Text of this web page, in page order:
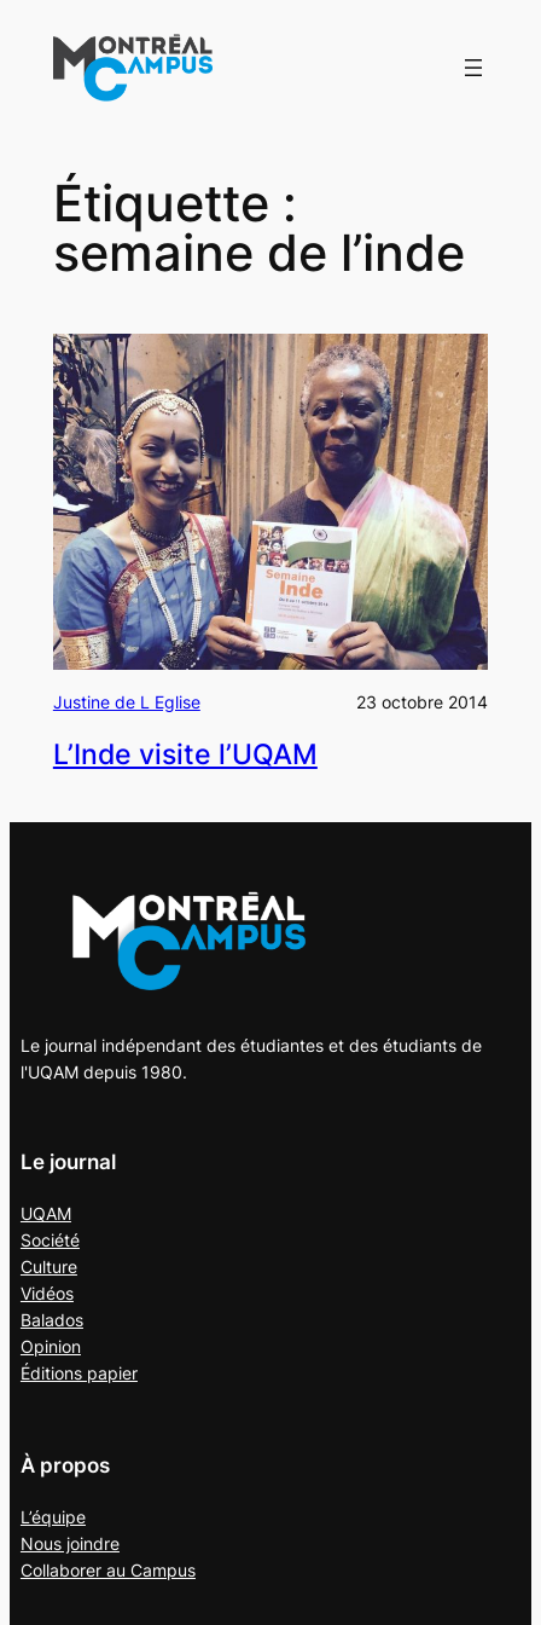
contenu
Étiquette :
semaine de l’inde
Justine de L Eglise 23 octobre 2014
L’Inde visite l’UQAM
Le journal indépendant des étudiantes et des étudiants de
l'UQAM depuis 1980.
Le journal
UQAM
Société
Culture
Vidéos
Balados
Opinion
Éditions papier
À propos
L’équipe
Nous joindre
Collaborer au Campus